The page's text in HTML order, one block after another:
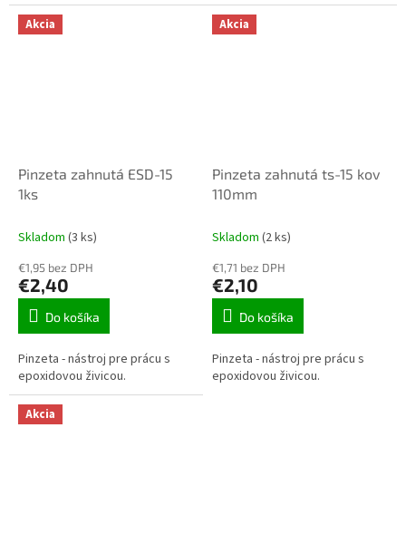
Akcia
Pinzeta zahnutá ESD-15
1ks
Skladom (3 ks)
€1,95 bez DPH
€2,40
Do košíka
Pinzeta - nástroj pre prácu s
epoxidovou živicou.
Akcia
Pinzeta zahnutá ts-15 kov
110mm
Skladom (2 ks)
€1,71 bez DPH
€2,10
Do košíka
Pinzeta - nástroj pre prácu s
epoxidovou živicou.
Akcia